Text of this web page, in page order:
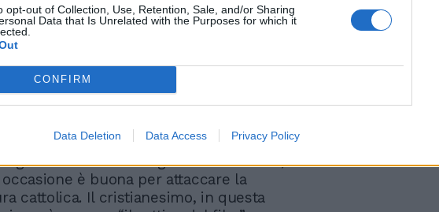
opt-out of Collection, Use, Retention, Sale, and/or Sharing
Data that Is Unrelated with the Purposes for which it
CONFIRM
Data Deletion Data Access Privacy Policy
c'è chi guida a volto
coperto
in un’Italia dove sfilate in burquini –
femminile in molti Paesi
salutate come gesti rivoluzionari,
è buona per attaccare la
cattolica. Il cristianesimo, in questa